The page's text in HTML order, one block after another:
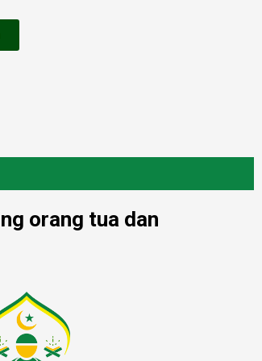
orang tua dan